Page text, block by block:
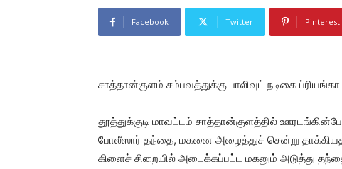
Facebook Twitter Pinterest
சாத்தான்குளம் சம்பவத்துக்கு பாலிவுட் நடிகை
தூத்துக்குடி மாவட்டம் சாத்தான்குளத்தில்
போலீஸார் தந்தை, மகனை அழைத்துச் சென்று
கிளைச் சிறையில் அடைக்கப்பட்ட மகனும் அடுத்து